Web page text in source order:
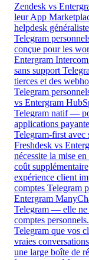
Zendesk vs
leur App
helpdesk
Telegram
conçue pour les
Entergram
sans support
tierces et des
Telegram
vs Entergram
Telegram natif —
applications
Telegram-first avec
Freshdesk vs
nécessite la mise
coût
expérience client
comptes Telegram
Entergram
Telegram — elle ne
comptes
Telegram que vos
vraies
une large boîte de